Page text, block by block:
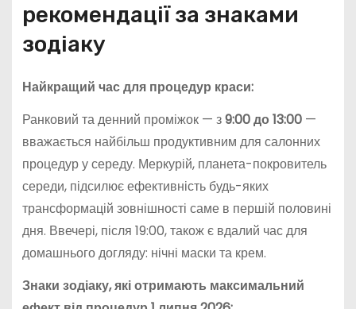
рекомендації за знаками
зодіаку
Найкращий час для процедур краси:
Ранковий та денний проміжок — з9:00 до 13:00—
вважається найбільш продуктивним для салонних
процедур у середу. Меркурій, планета-покровитель
середи, підсилює ефективність будь-яких
трансформацій зовнішності саме в першій половині
дня. Ввечері, після 19:00, також є вдалий час для
домашнього догляду: нічні маски та крем.
Знаки зодіаку, які отримають максимальний